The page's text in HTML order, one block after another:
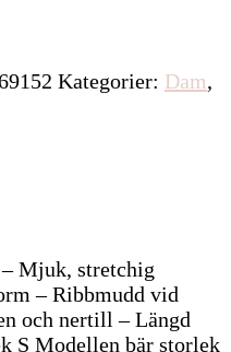
Kategorier: Dam,
Mjuk, stretchig
– Ribbmudd vid
och nertill – Längd
S Modellen bär storlek